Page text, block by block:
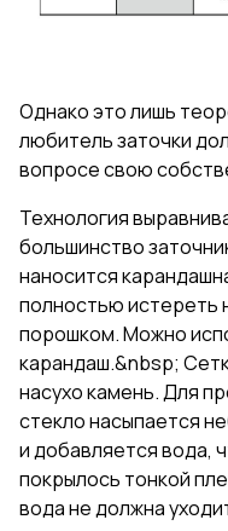
Однако это лишь
любитель заточки
вопросе свою
Технология
большинство
наносится
полностью истереть
порошком. Можно
карандаш.&nbsp;
насухо камень. Для
стекло насыпается
и добавляется вода,
покрылось тонкой
вода не должна